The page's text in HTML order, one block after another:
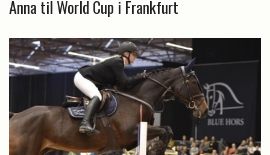
Anna til World Cup i Frankfurt